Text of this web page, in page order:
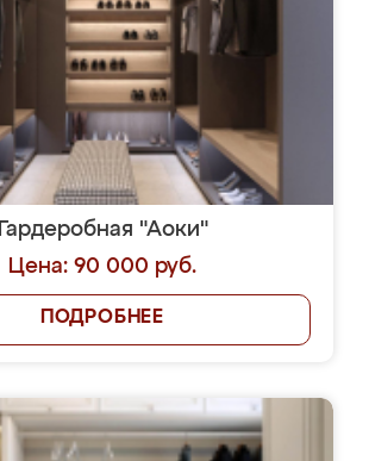
Гардеробная "Аоки"
Цена: 90 000 руб.
ПОДРОБНЕЕ